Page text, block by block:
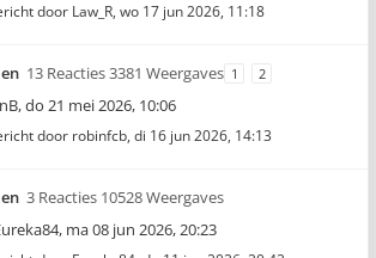
door Law_R, wo 17 jun 2026, 11:18
13 Reacties 3381 Weergaves 1 2
,do 21 mei 2026, 10:06
door robinfcb, di 16 jun 2026, 14:13
3 Reacties 10528 Weergaves
, ma 08 jun 2026, 20:23